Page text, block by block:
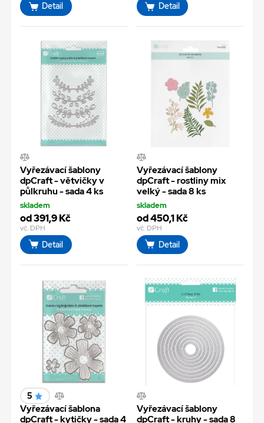
Detail Detail
Vyřezávací šablony
dpCraft - větvičky v
půlkruhu - sada 4 ks
skladem
od 391,9 Kč
vč. DPH
Detail
Vyřezávací šablony
dpCraft - rostliny mix
velký - sada 8 ks
skladem
od 450,1 Kč
vč. DPH
Detail
5
Vyřezávací šablona
dpCraft - kytičky - sada 4
Vyřezávací šablony
dpCraft - kruhy - sada 8